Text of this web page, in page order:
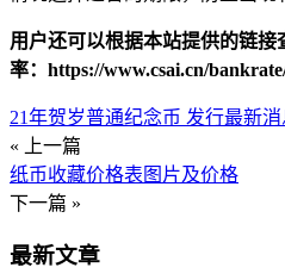
用户还可以根据本站提供的链接
率：https://www.csai.cn/bankrate/
21年贺岁普通纪念币 发行最新消
« 上一篇
纸币收藏价格表图片及价格
下一篇 »
最新文章